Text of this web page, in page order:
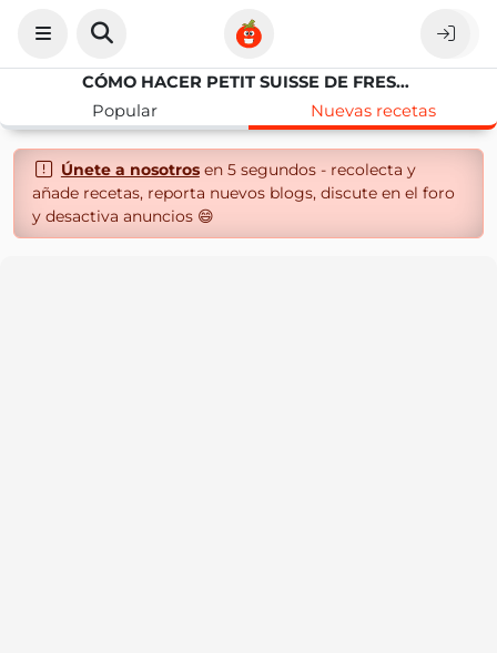
CÓMO HACER PETIT SUISSE DE FRESAS CASEROS EN THERMOMIX
Popular
Nuevas recetas
Únete a nosotrosen 5 segundos - recolecta y
añade recetas, reporta nuevos blogs, discute en el foro
y desactiva anuncios 😄